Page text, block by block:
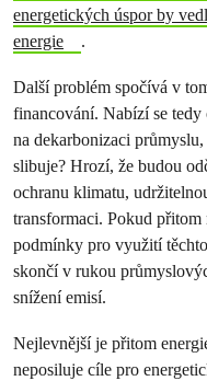
energetických úspor by
energie
.
Další problém spočívá v
financování. Nabízí se
na dekarbonizaci
slibuje? Hrozí, že budou
ochranu klimatu,
transformaci. Pokud přitom
podmínky pro využití
skončí v rukou
snížení emisí.
Nejlevnější je přitom
neposiluje cíle pro